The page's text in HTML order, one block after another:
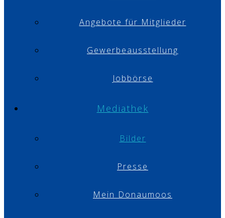
Angebote für Mitglieder
Gewerbeausstellung
Jobbörse
Mediathek
Bilder
Presse
Mein Donaumoos